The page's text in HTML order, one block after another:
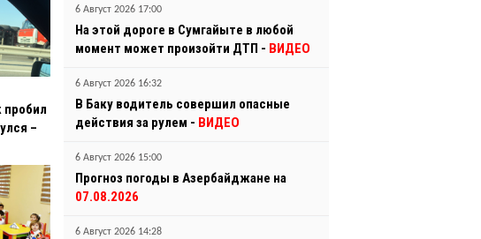
пробил
–
6 Август 2026 17:00
На этой дороге в Сумгайыте в любой
момент может произойти ДТП - ВИДЕО
6 Август 2026 16:32
В Баку водитель совершил опасные
действия за рулем - ВИДЕО
6 Август 2026 15:00
Прогноз погоды в Азербайджане на
07.08.2026
6 Август 2026 14:28